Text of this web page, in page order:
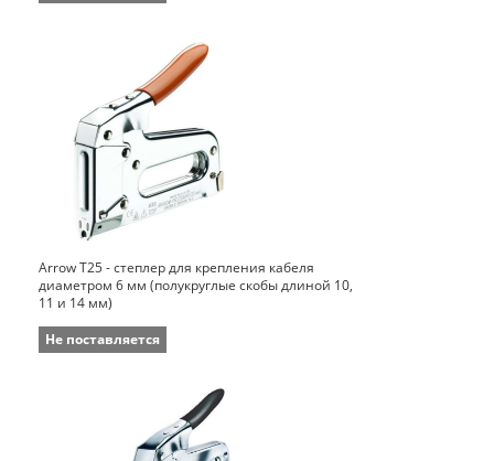
Arrow Т25 - степлер для крепления кабеля
диаметром 6 мм (полукруглые скобы длиной 10,
11 и 14 мм)
Не поставляется